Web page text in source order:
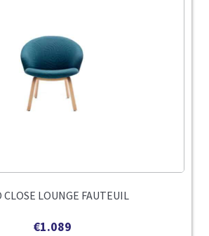
CLOSE LOUNGE FAUTEUIL
€1.089